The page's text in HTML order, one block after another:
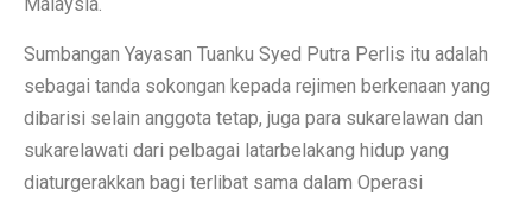
Sumbangan Yayasan Tuanku Syed Putra Perlis itu adalah
sebagai tanda sokongan kepada rejimen berkenaan yang
dibarisi selain anggota tetap, juga para sukarelawan dan
sukarelawati dari pelbagai latarbelakang hidup yang
diaturgerakkan bagi terlibat sama dalam Operasi